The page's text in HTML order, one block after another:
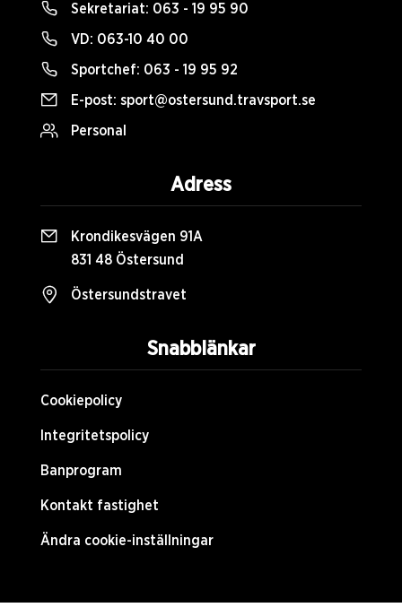
Snabblänkar
Cookiepolicy
Integritetspolicy
Banprogram
Kontakt fastighet
Ändra cookie-inställningar
Sekretariat: 063 - 19 95 90
VD: 063-10 40 00
Sportchef: 063 - 19 95 92
E-post: sport@ostersund.travsport.se
Personal
Adress
Krondikesvägen 91A
831 48 Östersund
Östersundstravet